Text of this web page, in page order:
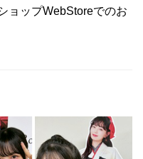
ョップWebStoreでのお